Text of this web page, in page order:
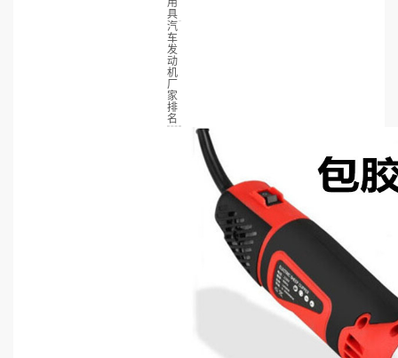
用
具
汽
车
发
动
机
厂
家
排
名